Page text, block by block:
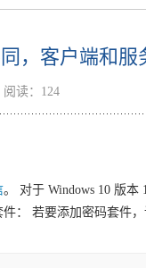
同，客户端和
读：124
。 对于 Windows 10 版本
： 若要添加密码套件